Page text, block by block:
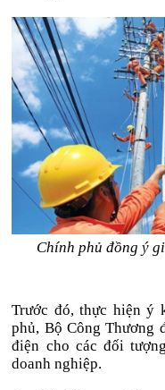
Chính phủ đồng ý
Trước đó, thực hiện ý
phủ, Bộ Công Thương
điện cho các đối
doanh nghiệp.